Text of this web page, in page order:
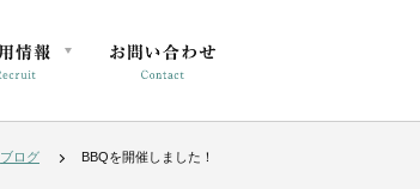
ブログ BBQを開催しました！